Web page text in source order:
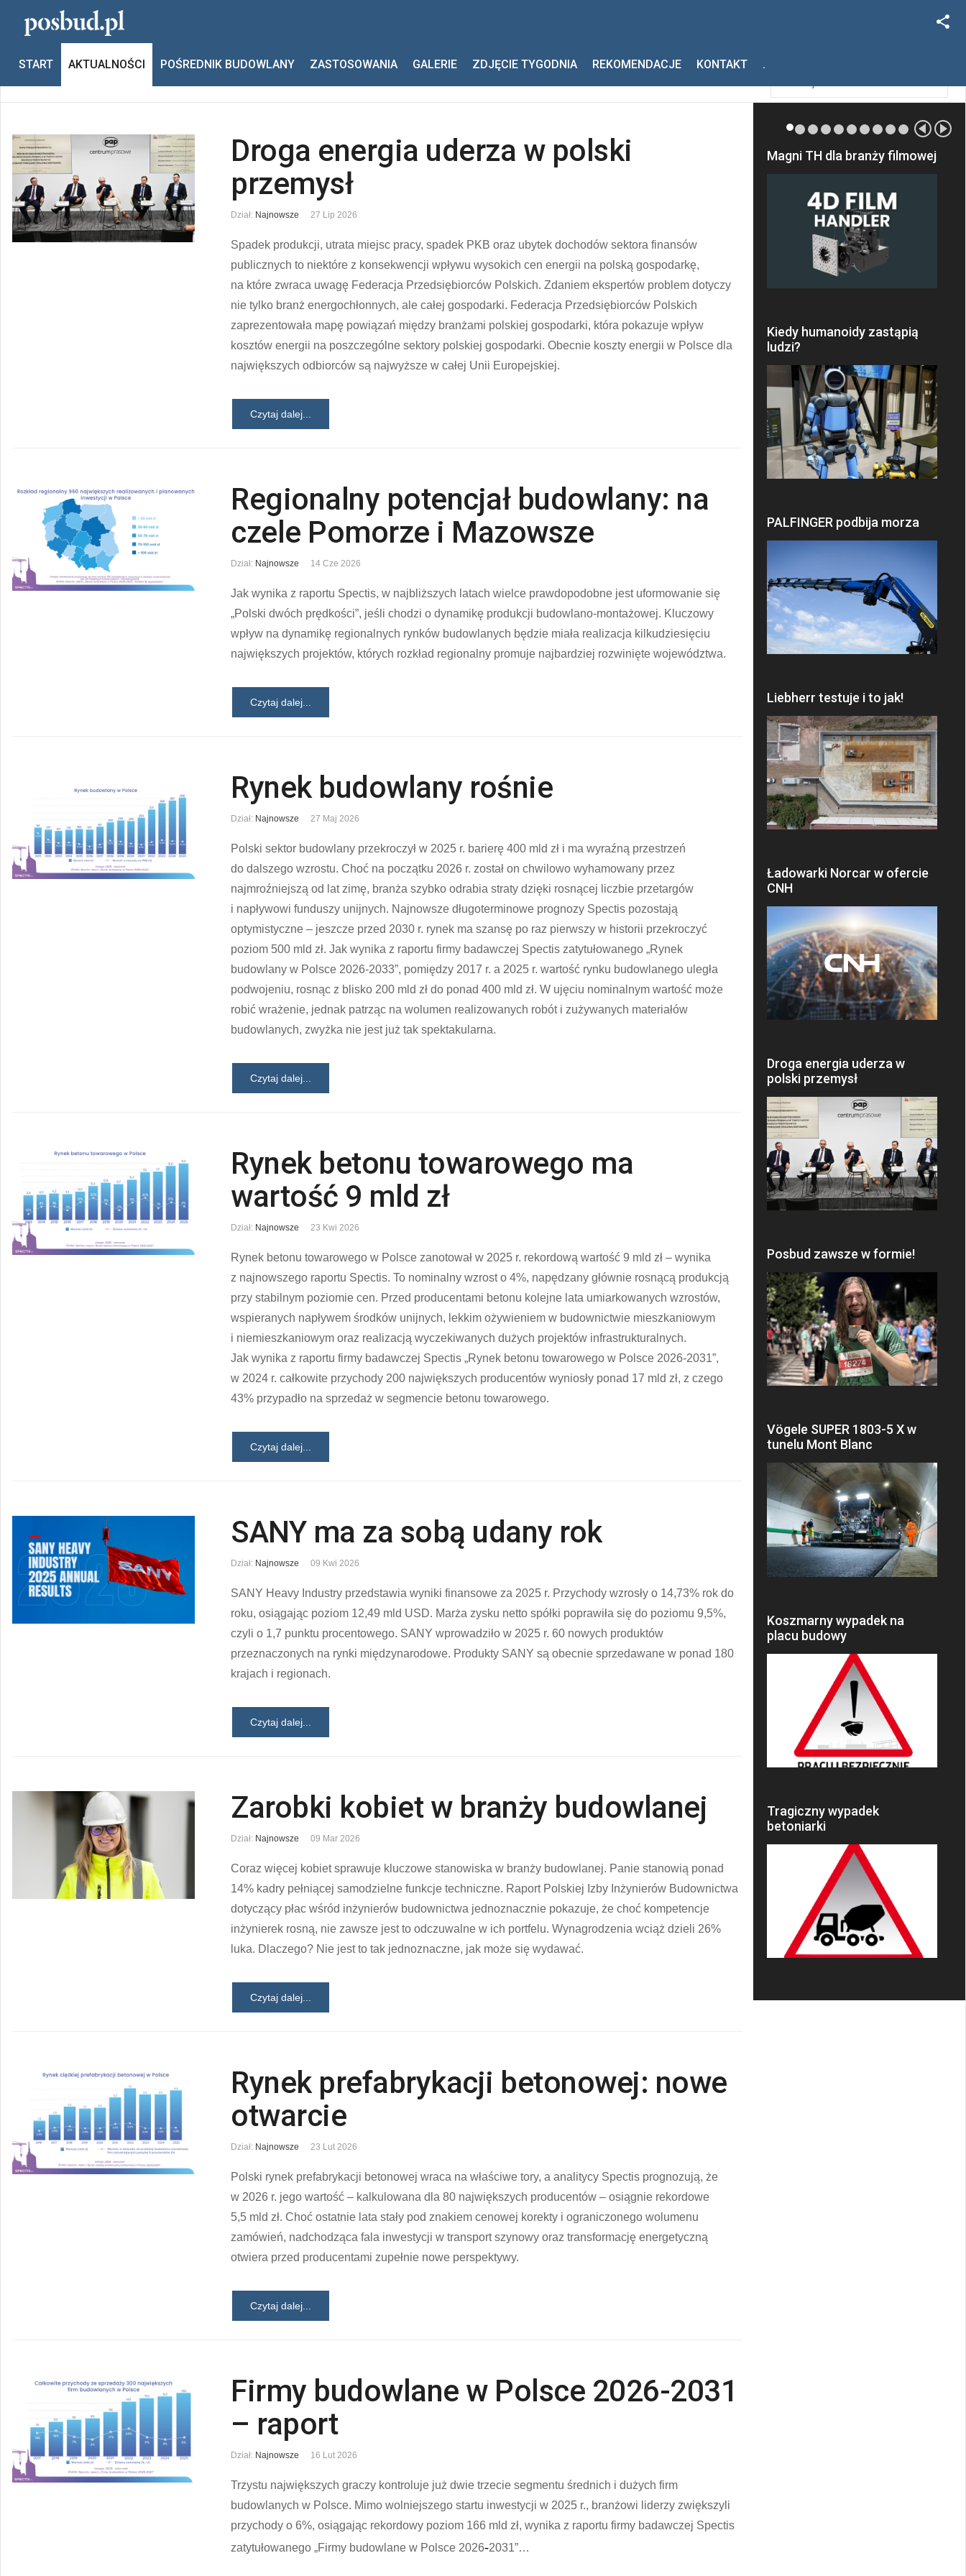
START AKTUALNOŚCI POŚREDNIK BUDOWLANY ZASTOSOWANIA GALERIE ZDJĘCIE TYGODNIA REKOMENDACJE KONTAKT .
Jesteś tutaj: Start Aktualności Raport
Droga energia uderza w polski
przemysł
Dział: Najnowsze 27 Lip 2026
Spadek produkcji, utrata miejsc pracy, spadek PKB oraz ubytek dochodów sektora finansów
publicznych to niektóre z konsekwencji wpływu wysokich cen energii na polską gospodarkę,
na które zwraca uwagę Federacja Przedsiębiorców Polskich. Zdaniem ekspertów problem dotyczy
nie tylko branż energochłonnych, ale całej gospodarki. Federacja Przedsiębiorców Polskich
zaprezentowała mapę powiązań między branżami polskiej gospodarki, która pokazuje wpływ
kosztów energii na poszczególne sektory polskiej gospodarki. Obecnie koszty energii w Polsce dla
największych odbiorców są najwyższe w całej Unii Europejskiej.
Czytaj dalej...
Regionalny potencjał budowlany: na
czele Pomorze i Mazowsze
Dział: Najnowsze 14 Cze 2026
Jak wynika z raportu Spectis, w najbliższych latach wielce prawdopodobne jest uformowanie się
„Polski dwóch prędkości”, jeśli chodzi o dynamikę produkcji budowlano-montażowej. Kluczowy
wpływ na dynamikę regionalnych rynków budowlanych będzie miała realizacja kilkudziesięciu
największych projektów, których rozkład regionalny promuje najbardziej rozwinięte województwa.
Czytaj dalej...
Rynek budowlany rośnie
Dział: Najnowsze 27 Maj 2026
Polski sektor budowlany przekroczył w 2025 r. barierę 400 mld zł i ma wyraźną przestrzeń
do dalszego wzrostu. Choć na początku 2026 r. został on chwilowo wyhamowany przez
najmroźniejszą od lat zimę, branża szybko odrabia straty dzięki rosnącej liczbie przetargów
i napływowi funduszy unijnych. Najnowsze długoterminowe prognozy Spectis pozostają
optymistyczne – jeszcze przed 2030 r. rynek ma szansę po raz pierwszy w historii przekroczyć
poziom 500 mld zł. Jak wynika z raportu firmy badawczej Spectis zatytułowanego „Rynek
budowlany w Polsce 2026-2033”, pomiędzy 2017 r. a 2025 r. wartość rynku budowlanego uległa
podwojeniu, rosnąc z blisko 200 mld zł do ponad 400 mld zł. W ujęciu nominalnym wartość może
robić wrażenie, jednak patrząc na wolumen realizowanych robót i zużywanych materiałów
budowlanych, zwyżka nie jest już tak spektakularna.
Czytaj dalej...
Rynek betonu towarowego ma
wartość 9 mld zł
Dział: Najnowsze 23 Kwi 2026
Rynek betonu towarowego w Polsce zanotował w 2025 r. rekordową wartość 9 mld zł – wynika
z najnowszego raportu Spectis. To nominalny wzrost o 4%, napędzany głównie rosnącą produkcją
przy stabilnym poziomie cen. Przed producentami betonu kolejne lata umiarkowanych wzrostów,
wspieranych napływem środków unijnych, lekkim ożywieniem w budownictwie mieszkaniowym
i niemieszkaniowym oraz realizacją wyczekiwanych dużych projektów infrastrukturalnych.
Jak wynika z raportu firmy badawczej Spectis „Rynek betonu towarowego w Polsce 2026-2031”,
w 2024 r. całkowite przychody 200 największych producentów wyniosły ponad 17 mld zł, z czego
43% przypadło na sprzedaż w segmencie betonu towarowego.
Czytaj dalej...
SANY ma za sobą udany rok
Dział: Najnowsze 09 Kwi 2026
SANY Heavy Industry przedstawia wyniki finansowe za 2025 r. Przychody wzrosły o 14,73% rok do
roku, osiągając poziom 12,49 mld USD. Marża zysku netto spółki poprawiła się do poziomu 9,5%,
czyli o 1,7 punktu procentowego. SANY wprowadziło w 2025 r. 60 nowych produktów
przeznaczonych na rynki międzynarodowe. Produkty SANY są obecnie sprzedawane w ponad 180
krajach i regionach.
Czytaj dalej...
Zarobki kobiet w branży budowlanej
Dział: Najnowsze 09 Mar 2026
Coraz więcej kobiet sprawuje kluczowe stanowiska w branży budowlanej. Panie stanowią ponad
14% kadry pełniącej samodzielne funkcje techniczne. Raport Polskiej Izby Inżynierów Budownictwa
dotyczący płac wśród inżynierów budownictwa jednoznacznie pokazuje, że choć kompetencje
inżynierek rosną, nie zawsze jest to odczuwalne w ich portfelu. Wynagrodzenia wciąż dzieli 26%
luka. Dlaczego? Nie jest to tak jednoznaczne, jak może się wydawać.
Czytaj dalej...
Rynek prefabrykacji betonowej: nowe
otwarcie
Dział: Najnowsze 23 Lut 2026
Polski rynek prefabrykacji betonowej wraca na właściwe tory, a analitycy Spectis prognozują, że
w 2026 r. jego wartość – kalkulowana dla 80 największych producentów – osiągnie rekordowe
5,5 mld zł. Choć ostatnie lata stały pod znakiem cenowej korekty i ograniczonego wolumenu
zamówień, nadchodząca fala inwestycji w transport szynowy oraz transformację energetyczną
otwiera przed producentami zupełnie nowe perspektywy.
Czytaj dalej...
Firmy budowlane w Polsce 2026-2031
– raport
Dział: Najnowsze 16 Lut 2026
Trzystu największych graczy kontroluje już dwie trzecie segmentu średnich i dużych firm
budowlanych w Polsce. Mimo wolniejszego startu inwestycji w 2025 r., branżowi liderzy zwiększyli
przychody o 6%, osiągając rekordowy poziom 166 mld zł, wynika z raportu firmy badawczej Spectis
zatytułowanego „Firmy budowlane w Polsce 2026‑2031”…
Magni TH dla branży filmowej
Kiedy humanoidy zastąpią
ludzi?
PALFINGER podbija morza
Liebherr testuje i to jak!
Ładowarki Norcar w ofercie
CNH
Droga energia uderza w
polski przemysł
Posbud zawsze w formie!
Vögele SUPER 1803-5 X w
tunelu Mont Blanc
Koszmarny wypadek na
placu budowy
Tragiczny wypadek
betoniarki